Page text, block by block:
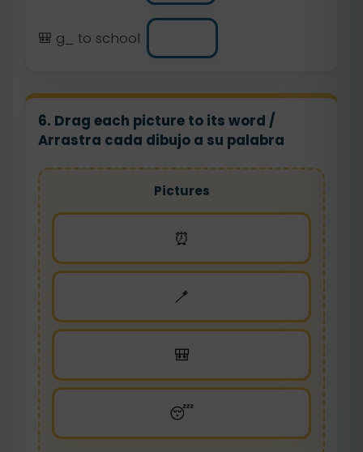
🎒 g_ to school
6. Drag each picture to its word /
Arrastra cada dibujo a su palabra
Pictures
⏰
🪥
🎒
😴